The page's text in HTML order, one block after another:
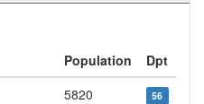
Population
Dpt
5820 56